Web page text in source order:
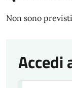
Non sono
Accedi